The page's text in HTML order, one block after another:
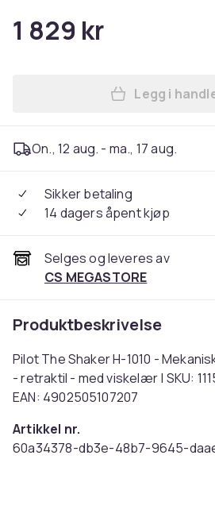
1 829 kr
Legg
Legg i
On., 12 aug. - ma., 17 aug.
Sikker betaling
14 dagers åpent kjøp
Selges og leveres av
CS MEGASTORE
Produktbeskrivelse
Pilot The Shaker H-1010 -
- retraktil - med viskelær | SKU:
EAN: 4902505107207
Artikkel nr.
60a34378-db3e-48b7-9645-